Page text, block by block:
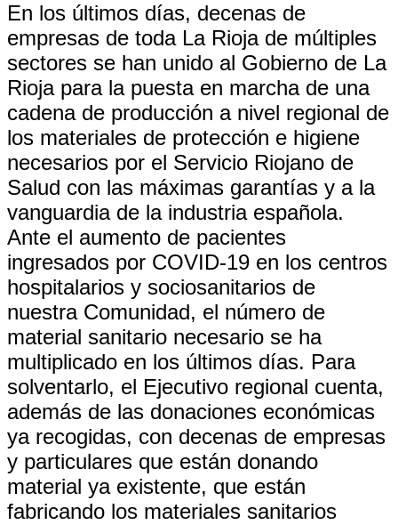
En los últimos días, decenas de
empresas de toda La Rioja de múltiples
sectores se han unido al Gobierno de La
Rioja para la puesta en marcha de una
cadena de producción a nivel regional de
los materiales de protección e higiene
necesarios por el Servicio Riojano de
Salud con las máximas garantías y a la
vanguardia de la industria española.
Ante el aumento de pacientes
ingresados por COVID-19 en los centros
hospitalarios y sociosanitarios de
nuestra Comunidad, el número de
material sanitario necesario se ha
multiplicado en los últimos días. Para
solventarlo, el Ejecutivo regional cuenta,
además de las donaciones económicas
ya recogidas, con decenas de empresas
y particulares que están donando
material ya existente, que están
fabricando los materiales sanitarios